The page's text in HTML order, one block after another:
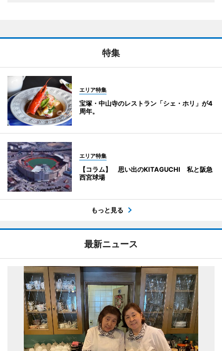
特集
エリア特集
宝塚・中山寺のレストラン「シェ・ホリ」が4
周年。
エリア特集
【コラム】 思い出のKITAGUCHI 私と阪急
西宮球場
もっと見る
最新ニュース